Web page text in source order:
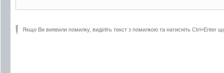
Якщо Ви виявили помилку, виділіть текст з помилкою та натисніть Ctrl+Enter